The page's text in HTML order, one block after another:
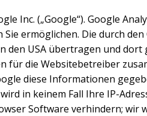
Inc. („Google“). Google
ermöglichen. Die durch
den USA übertragen und
die Websitebetreiber
diese Informationen
in keinem Fall Ihre IP-
Software verhindern; wir